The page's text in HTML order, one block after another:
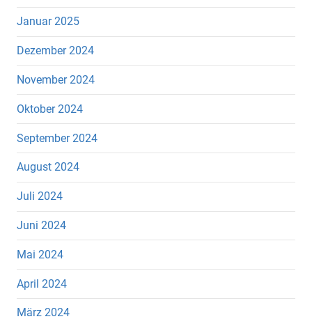
Januar 2025
Dezember 2024
November 2024
Oktober 2024
September 2024
August 2024
Juli 2024
Juni 2024
Mai 2024
April 2024
März 2024